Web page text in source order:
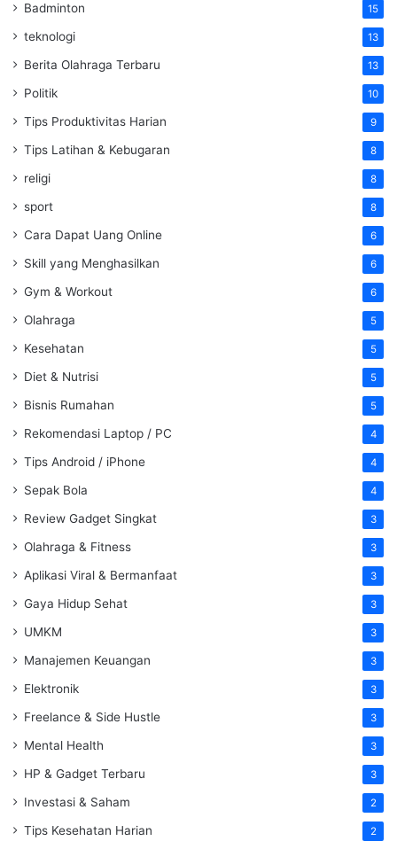
Badminton 15
teknologi 13
Berita Olahraga Terbaru 13
Politik 10
Tips Produktivitas Harian 9
Tips Latihan & Kebugaran 8
religi 8
sport 8
Cara Dapat Uang Online 6
Skill yang Menghasilkan 6
Gym & Workout 6
Olahraga 5
Kesehatan 5
Diet & Nutrisi 5
Bisnis Rumahan 5
Rekomendasi Laptop / PC 4
Tips Android / iPhone 4
Sepak Bola 4
Review Gadget Singkat 3
Olahraga & Fitness 3
Aplikasi Viral & Bermanfaat 3
Gaya Hidup Sehat 3
UMKM 3
Manajemen Keuangan 3
Elektronik 3
Freelance & Side Hustle 3
Mental Health 3
HP & Gadget Terbaru 3
Investasi & Saham 2
Tips Kesehatan Harian 2